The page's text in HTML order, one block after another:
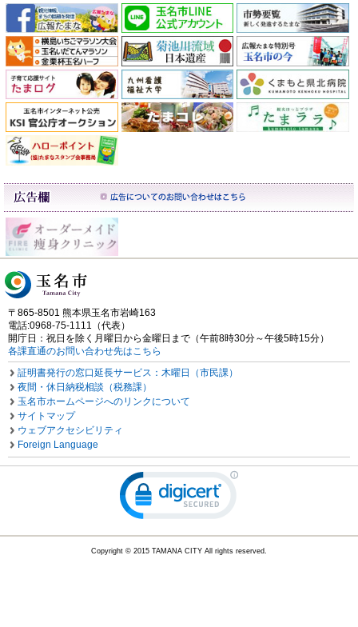
〒865-8501 熊本県玉名市岩崎163
電話:0968-75-1111（代表）
開庁日：祝日を除く月曜日から金曜日まで（午前8時30分～午後5時15分）
各課直通のお問い合わせ先はこちら
証明書発行の窓口延長サービス：木曜日（市民課）
夜間・休日納税相談（税務課）
玉名市ホームページへのリンクについて
サイトマップ
ウェブアクセシビリティ
Foreign Language
Copyright © 2015 TAMANA CITY All rights reserved.